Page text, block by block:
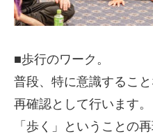
■歩行のワーク。
普段、特に意識するこ
再確認として行います。
「歩く」ということの